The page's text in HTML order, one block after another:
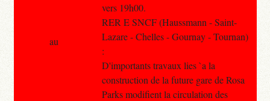
vers 19h00.
RER E SNCF (Haussmann - Saint-
Lazare - Chelles - Gournay - Tournan)
:
D'importants travaux lies `a la
construction de la future gare de Rosa
Parks modifient la circulation des
au